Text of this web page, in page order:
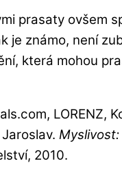
prasaty ovšem
je známo, není
která mohou
LORENZ,
2010.